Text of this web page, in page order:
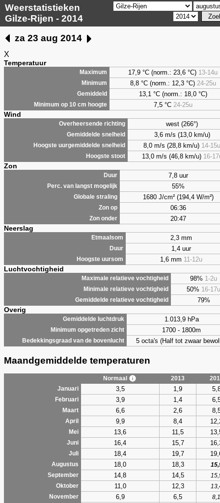
Weerstatistieken
Gilze-Rijen - 2014
za 23 aug 2014
X
Temperatuur
Maximum 17,9 °C (norm.: 23,6 °C) 13-14u
Minimum 8,8°C (norm.: 12,3 °C) 24-25u
Gemiddeld 13,1 °C (norm.: 18,0 °C)
Minimum op 10 cm hoogte 7,5°C 24-25u
Wind
Overheersende richting west (266°)
Gemiddelde snelheid 3,6 m/s (13,0 km/u)
Hoogste uurgemiddelde snelheid 8,0 m/s (28,8 km/u) 14-15u
Hoogste stoot 13,0 m/s (46,8 km/u) 16-
Zon
Duur 7,8 uur
Perc. van langst mogelijk 55%
Globale straling 1680 J/cm² (194,4 W/m²)
Zon op 06:36
Zon onder 20:47
Neerslag
Etmaalsom 2,3 mm
Duur 1,4 uur
Hoogste uursom 1,6 mm 11-12u
Luchtvochtigheid
Maximale relatieve vochtigheid 98% 1-2u
Minimale relatieve vochtigheid 50% 16-17u
Gemiddelde relatieve vochtigheid 79%
Overig
Gemiddelde luchtdruk 1.013,9 hPa
Minimum opgetreden zicht 1700 - 1800m
Bedekkingsgraad van de bovenlucht 5 octa's (Half tot zwaar
Maandgemiddelde temperaturen
Normaal 2013
Januari
3,5 1,9
Februari 3,9 1,4
Maart 6,6 2,6
April 9,9 8,4
Mei 13,6 11,5
Juni 16,4 15,7
Juli 18,4 19,7
Augustus 18,0 18,3
September
14,8 14,5
Oktober
11,0 12,3
November
6,9 6,5
8,1